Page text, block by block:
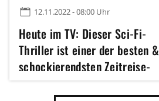
12.11.2022 - 08:00 Uhr
Heute im TV: Dieser Sci-Fi-
Thriller ist einer der besten &
schockierendsten Zeitreise-
Filme überhaupt